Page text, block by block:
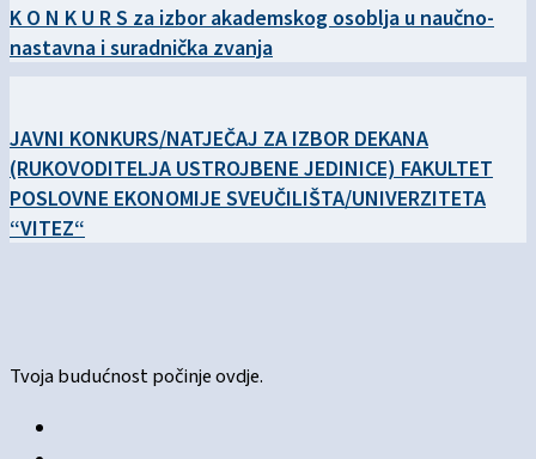
K O N K U R S za izbor akademskog osoblja u naučno-
nastavna i suradnička zvanja
JAVNI KONKURS/NATJEČAJ ZA IZBOR DEKANA
(RUKOVODITELJA USTROJBENE JEDINICE) FAKULTET
POSLOVNE EKONOMIJE SVEUČILIŠTA/UNIVERZITETA
“VITEZ“
Tvoja budućnost počinje ovdje.